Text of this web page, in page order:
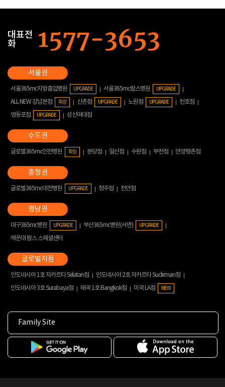
대표전
화
서울365mc지방흡입병원 UPGRADE 서울365mc람스병원 UPGRADE
ALL NEW 강남본점 확장 신촌점 UPGRADE 노원점 UPGRADE
천호점
영등포점
UPGRADE 성신여대점
글로벌365mc인천병원 확장 분당점 일산점 수원점 부천점 안양평촌점
글로벌365mc대전병원 UPGRADE 청주점 천안점
대구365mc병원 UPGRADE 부산365mc병원(서면) UPGRADE
해운대 람스 스페셜센터
인도네시아 1호 자카르타 Selatan점
인도네시아 2호 자카르타 Sudirman점
인도네시아 3호 Surabaya점
태국 1호 Bangkok점 미국 LA점 NEW
Family Site